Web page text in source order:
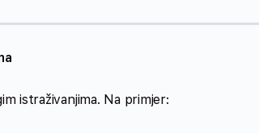
istraživanjima. Na primjer: